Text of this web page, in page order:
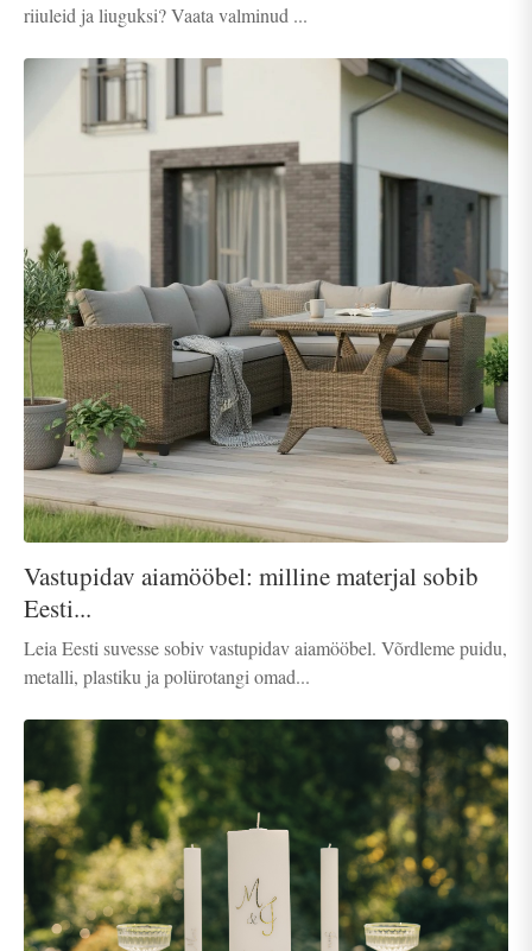
riiuleid ja liuguksi? Vaata valminud ...
Vastupidav aiamööbel: milline materjal sobib
Eesti...
Leia Eesti suvesse sobiv vastupidav aiamööbel. Võrdleme puidu,
metalli, plastiku ja polürotangi omad...